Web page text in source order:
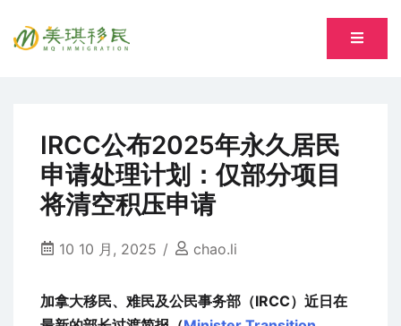
专注萨省持牌移民专业顾问 Song, Tiantian R520277
IRCC公布2025年永久居民
申请处理计划：仅部分项目
将清空积压申请
10 10 月, 2025 chao.li
加拿大移民、难民及公民事务部（IRCC）近日在